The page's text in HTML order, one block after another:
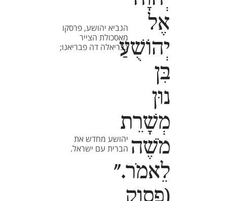
אֶל
יְהוֹשֻׁעַ
בִּן
נוּן
מְשָׁרֵת
מֹשֶׁה
לֵאמֹר."
הנביא יהושע, פרסקו
מאסכולת הצייר
גבריאלה דה פבריאנו;
יהושע מחדש את
הברית עם ישראל.